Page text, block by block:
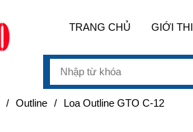
TRANG CHỦ GIỚI
/ Outline / Loa Outline GTO C-12